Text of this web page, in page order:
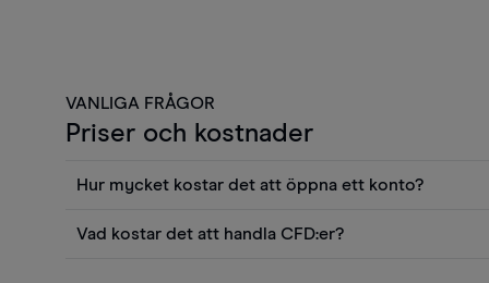
VANLIGA FRÅGOR
Priser och kostnader
Hur mycket kostar det att öppna ett konto?
Vad kostar det att handla CFD:er?